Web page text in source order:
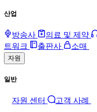
산업
방송사 의료 및 제약
트워크
출판사 소매
자원
일반
자원 센터 고객 사례